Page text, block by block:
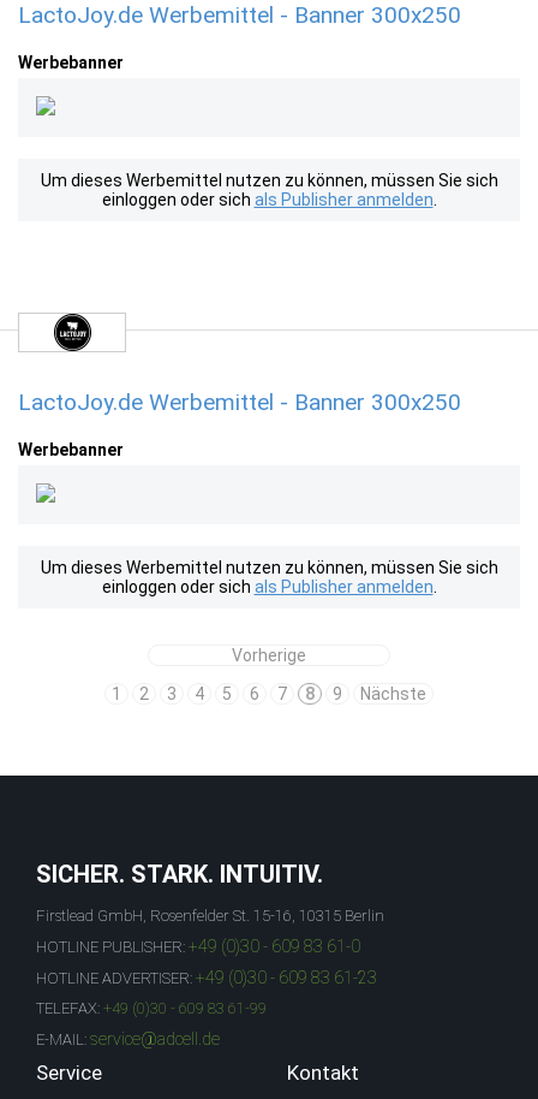
LactoJoy.de Werbemittel - Banner 300x250
Werbebanner
Um dieses Werbemittel nutzen zu können, müssen Sie sich
einloggen oder sich als Publisher anmelden
LactoJoy.de Werbemittel - Banner 300x250
Werbebanner
Um dieses Werbemittel nutzen zu können, müssen Sie sich
einloggen oder sich als Publisher anmelden
Vorherige
1
2 3 4 5 6 7 8 9 Nächste
SICHER. STARK. INTUITIV.
Firstlead GmbH, Rosenfelder St. 15-16, 10315 Berlin
HOTLINE PUBLISHER: +49 (0)30 - 609 83 61-0
HOTLINE ADVERTISER: +49 (0)30 - 609 83 61-23
TELEFAX: +49 (0)30 - 609 83 61-99
E-MAIL: service@adcell.de
Service Kontakt